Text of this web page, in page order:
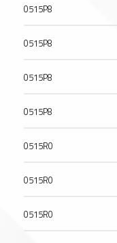
0515P8
0515P8
0515P8
0515P8
0515R0
0515R0
0515R0